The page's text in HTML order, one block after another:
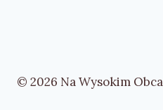
© 2026 Na Wysokim